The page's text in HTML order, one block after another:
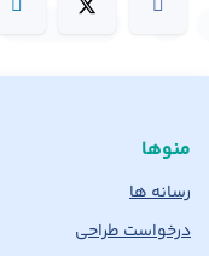
منوها
رسانه ها
درخواست طراحی